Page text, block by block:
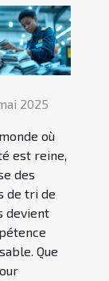
2025
où
est reine,
des
de tri de
devient
Que